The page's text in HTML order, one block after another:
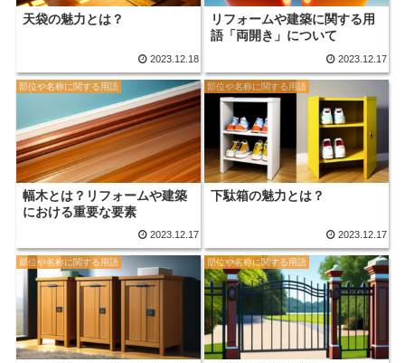
天袋の魅力とは？
2023.12.18
リフォームや建築に関する用
語「両開き」について
2023.12.17
部位や名称に関する用語
幅木とは？リフォームや建築
における重要な要素
2023.12.17
部位や名称に関する用語
下駄箱の魅力とは？
2023.12.17
部位や名称に関する用語 部位や名称に関する用語